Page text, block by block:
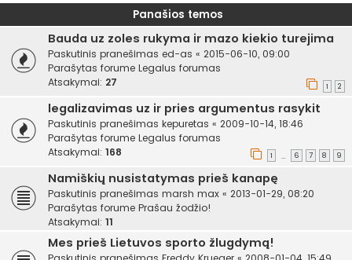
Panašios temos
Bauda uz zoles rukyma ir mazo kiekio turejima
Paskutinis pranešimas ed-as « 2015-06-10, 09:00
Parašytas forume Legalus forumas
Atsakymai: 27 1 2
legalizavimas uz ir pries argumentus rasykit
Paskutinis pranešimas kepuretas « 2009-10-14, 18:46
Parašytas forume Legalus forumas
Atsakymai: 168 1 … 6 7 8 9
Namiškių nusistatymas prieš kanapę
Paskutinis pranešimas marsh max « 2013-01-29, 08:20
Parašytas forume Prašau žodžio!
Atsakymai: 11
Mes prieš Lietuvos sporto žlugdymą!